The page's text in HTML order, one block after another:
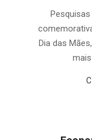
Dia das